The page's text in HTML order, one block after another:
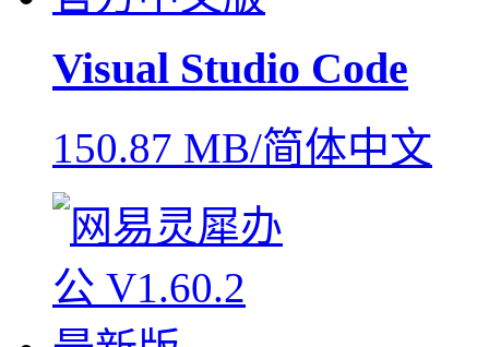
Visual Studio Code
150.87 MB/简体中文